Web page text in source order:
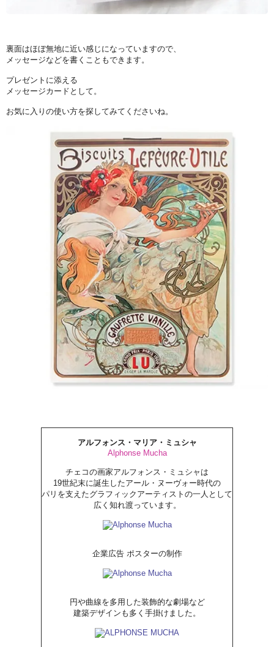
裏面はほぼ無地に近い感じになっていますので、
メッセージなどを書くこともできます。
プレゼントに添える
メッセージカードとして。
お気に入りの使い方を探してみてくださいね。
アルフォンス・マリア・ミュシャ
Alphonse Mucha
チェコの画家アルフォンス・ミュシャは
19世紀末に誕生したアール・ヌーヴォー時代の
パリを支えたグラフィックアーティストの一人として
広く知れ渡っています。
企業広告 ポスターの制作
円や曲線を多用した装飾的な劇場など
建築デザインも多く手掛けました。